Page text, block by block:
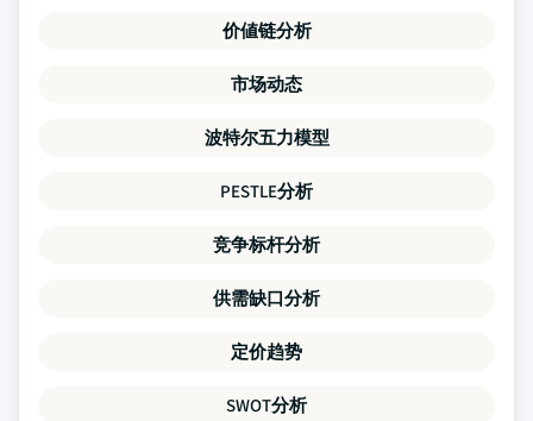
价値链分析
市场动态
波特尔五力模型
PESTLE分析
竞争标杆分析
供需缺口分析
定价趋势
SWOT分析